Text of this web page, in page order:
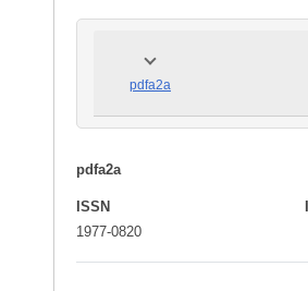
pdfa2a
pdfa2a
ISSN
1977-0820